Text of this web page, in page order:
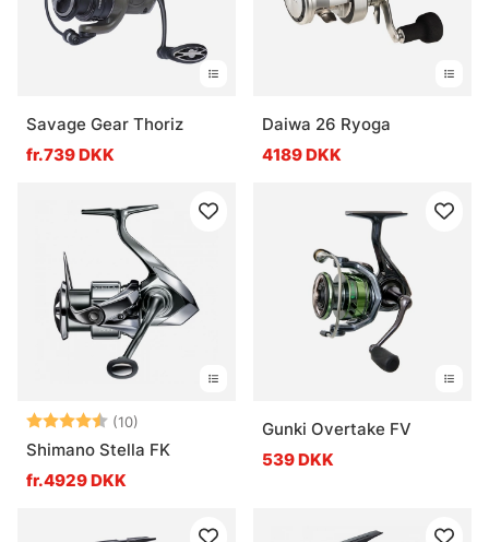
Savage Gear Thoriz
fr.739 DKK
Daiwa 26 Ryoga
4189 DKK
Vurdering: (10)
4.6 ud af 5 stjerner
Shimano Stella FK
fr.4929 DKK
Gunki Overtake FV
539 DKK